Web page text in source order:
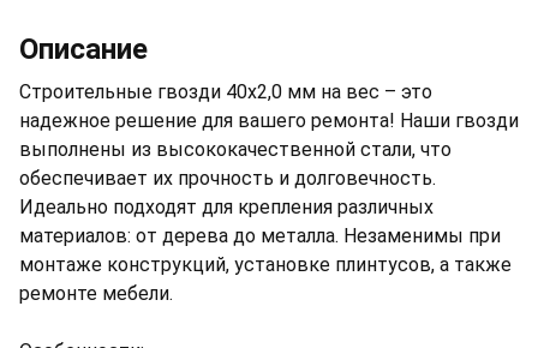
Описание
Строительные гвозди 40х2,0 мм на вес – это
надежное решение для вашего ремонта! Наши гвозди
выполнены из высококачественной стали, что
обеспечивает их прочность и долговечность.
Идеально подходят для крепления различных
материалов: от дерева до металла. Незаменимы при
монтаже конструкций, установке плинтусов, а также
ремонте мебели.